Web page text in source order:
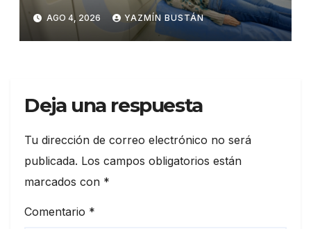
municipal de salud
AGO 4, 2026 YAZMÍN BUSTÁN
Deja una respuesta
Tu dirección de correo electrónico no será
publicada. Los campos obligatorios están
marcados con *
Comentario *